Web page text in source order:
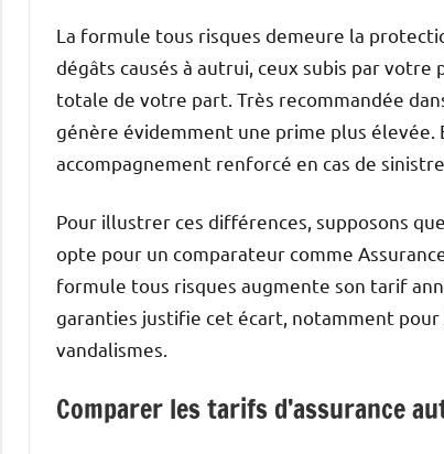
La formule tous risques demeure la
dégâts causés à autrui, ceux subis par
totale de votre part. Très recommandée
génère évidemment une prime plus
accompagnement renforcé en cas de sinistre.
Pour illustrer ces différences, supposons
opte pour un comparateur comme
formule tous risques augmente son tarif
garanties justifie cet écart, notamment
vandalismes.
Comparer les tarifs d’assurance